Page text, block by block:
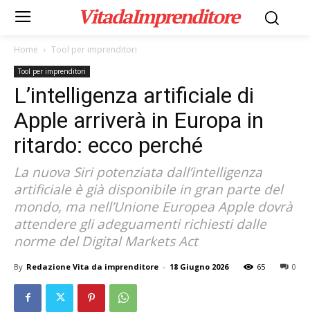
VitadaImprenditore
Home Tool per imprenditori
Tool per imprenditori
L’intelligenza artificiale di
Apple arriverà in Europa in
ritardo: ecco perché
La nuova Siri potenziata dall’intelligenza
artificiale è già disponibile in gran parte del
mondo, ma nell’Unione Europea Apple dovrà
attendere gli adeguamenti richiesti dalle
norme del Digital Markets Act
By Redazione Vita da imprenditore - 18 Giugno 2026 65 0